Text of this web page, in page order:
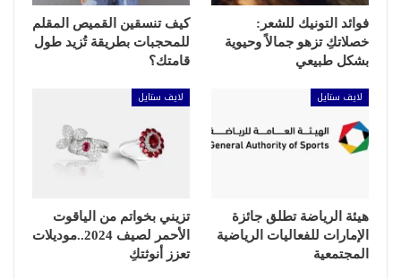
فوائد التونيك للشعر:
خصلاتكِ تزهو جمالاً وحيوية
بشكل طبيعي
كيف تنسقين القميص المقلم
للمحجبات بطريقة تُزيد طول
قامتك؟
لايف ستايل
هيئة الرياضة تطلق جائزة
الإمارات للفعاليات الرياضية
المجتمعية
لايف ستايل
تزيني بخواتم من الياقوت
الأحمر لصيف 2024..موديلات
تعزز أنوثتكِ